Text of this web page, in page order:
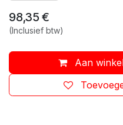
98,35 €
(Inclusief btw)
Aan